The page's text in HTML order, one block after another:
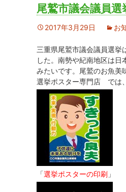
尾鷲市議会議員
2017年3月29日 お
三重県尾鷲市議会議員選
した。南勢や紀南地区は
みたいです。尾鷲のお魚美
選挙ポスター専門店 では
「選挙ポスターの印刷 」